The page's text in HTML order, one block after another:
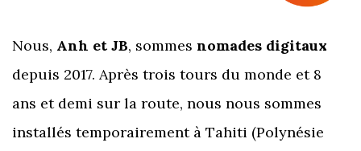
Nous, Anh et JB, sommes nomades digitaux
depuis 2017. Après trois tours du monde et 8
ans et demi sur la route, nous nous sommes
installés temporairement à Tahiti (Polynésie